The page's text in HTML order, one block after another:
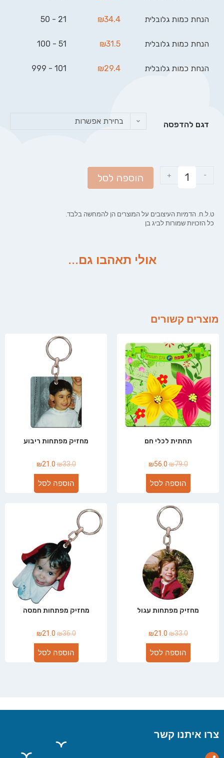
הנחת כמות גלובלית ₪34.4
21 - 50
הנחת כמות גלובלית ₪31.5
51 - 100
הנחת כמות גלובלית ₪29.4
101 - 999
דגם להדפסה בחירת אפשרות
-
+ הוספה לסל
ט.ל.ח. הדמיות העיצובים על המוצרים הן להמחשה בלבד.
כל הזכויות שמורות לביג בן
אולי תאהבו גם...
מוצרים קשורים
תחתית לכלי חם
₪79.0
₪56.0
הוספה לסל
מחזיק מפתחות ריבוע
₪33.0
₪21.0
הוספה לסל
מחזיק מפתחות עגול
₪33.0
₪21.0
הוספה לסל
מחזיק מפתחות חמסה
₪36.0
₪21.0
הוספה לסל
צרו איתנו קשר